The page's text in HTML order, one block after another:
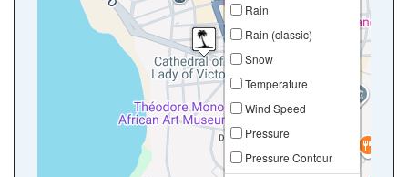
Rain
Rain (classic)
Snow
Temperature
Wind Speed
Pressure
Pressure Contour